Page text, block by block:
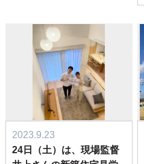
2023.9.23
24日（土）は、現場監督